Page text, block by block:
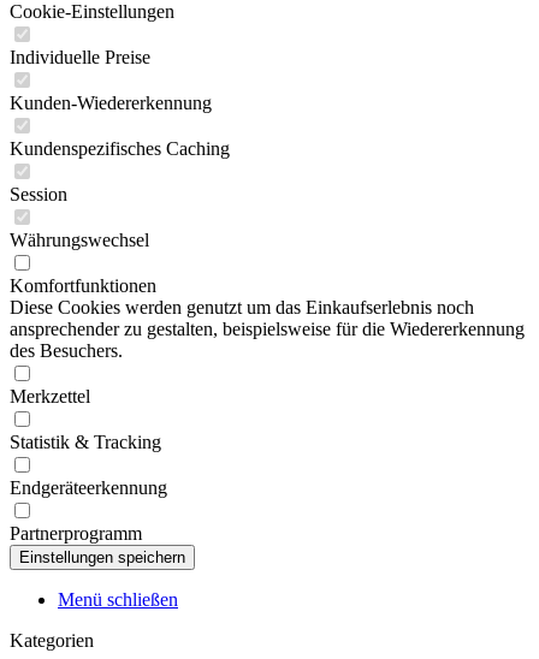
Cookie-Einstellungen
Individuelle Preise
Kunden-Wiedererkennung
Kundenspezifisches Caching
Session
Währungswechsel
Komfortfunktionen
Diese Cookies werden genutzt um das Einkaufserlebnis noch
ansprechender zu gestalten, beispielsweise für die Wiedererkennung
des Besuchers.
Merkzettel
Statistik & Tracking
Endgeräteerkennung
Partnerprogramm
Menü schließen
Kategorien